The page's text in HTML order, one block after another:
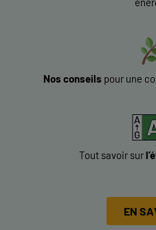
Nos conseils pour une
Tout savoir sur
EN